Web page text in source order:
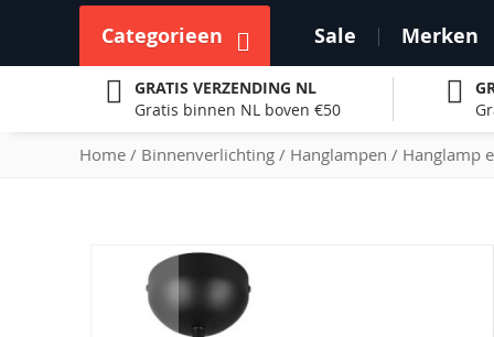
Categorieen Sale Merken
GRATIS VERZENDING NL
Gratis binnen NL boven €50
Home Binnenverlichting Hanglampen Hanglamp